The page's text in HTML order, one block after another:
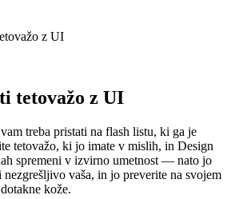
z UI
tetovažo z UI
treba pristati na flash listu, ki ga je
tetovažo, ki jo imate v mislih, in Design
spremeni v izvirno umetnost — nato jo
vaša, in jo preverite na svojem
kože.